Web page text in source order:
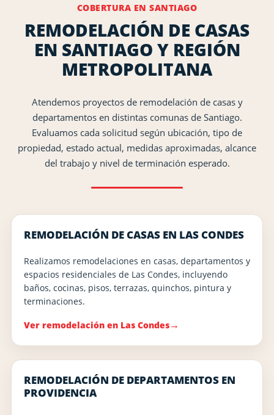
COBERTURA EN SANTIAGO
REMODELACIÓN DE CASAS
EN SANTIAGO Y REGIÓN
METROPOLITANA
Atendemos proyectos de remodelación de casas y
departamentos en distintas comunas de Santiago.
Evaluamos cada solicitud según ubicación, tipo de
propiedad, estado actual, medidas aproximadas, alcance
del trabajo y nivel de terminación esperado.
REMODELACIÓN DE CASAS EN LAS CONDES
Realizamos remodelaciones en casas, departamentos y
espacios residenciales de Las Condes, incluyendo
baños, cocinas, pisos, terrazas, quinchos, pintura y
terminaciones.
Ver remodelación en Las Condes
REMODELACIÓN DE DEPARTAMENTOS EN
PROVIDENCIA